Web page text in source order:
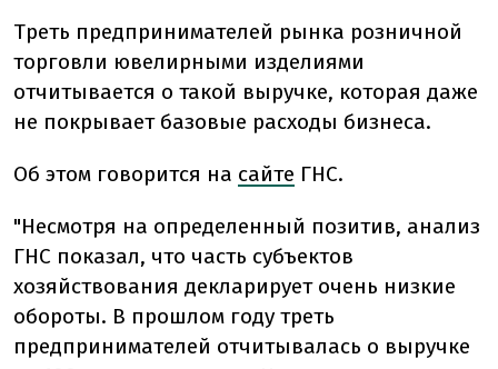
Треть предпринимателей рынка розничной
торговли ювелирными изделиями
отчитывается о такой выручке, которая даже
не покрывает базовые расходы бизнеса.
Об этом говорится на сайте ГНС.
"Несмотря на определенный позитив, анализ
ГНС показал, что часть субъектов
хозяйствования декларирует очень низкие
обороты. В прошлом году треть
предпринимателей отчитывалась о выручке